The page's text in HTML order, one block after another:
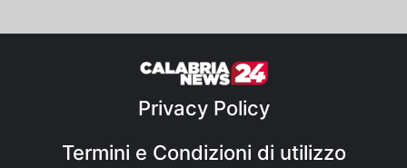
Privacy Policy
Termini e Condizioni di utilizzo